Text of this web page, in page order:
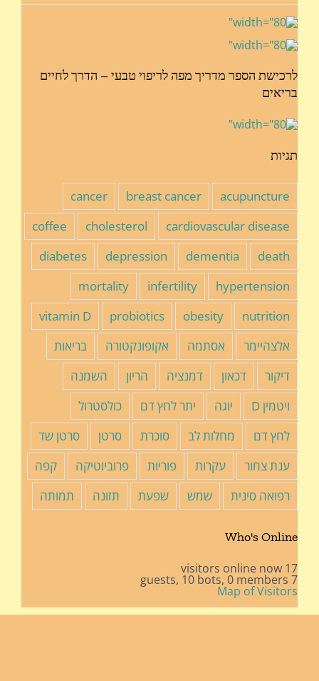
לרכישת הספר מדריך מפה לריפוי טבעי – הדרך לחיים
בריאים
תגיות
acupuncture
breast cancer
cancer
cardiovascular disease
cholesterol
coffee
death
dementia
depression
diabetes
hypertension
infertility
mortality
nutrition
obesity
probiotics
vitamin D
אלצהיימר
אסתמה אקופונקטורה
בריאות
דיקור
דכאון דמנציה הריון
השמנה
ויטמין D
יוגה יתר לחץ דם
כולסטרול
לחץ דם
מחלות לב סוכרת סרטן
סרטן שד
ענת צחור
עקרות פוריות פרוביוטיקה
קפה
רפואה סינית
שמש שפעת תזונה תמותה
Who's Online
17 visitors online now
7 guests,
10 bots, 0 members
Map of Visitors